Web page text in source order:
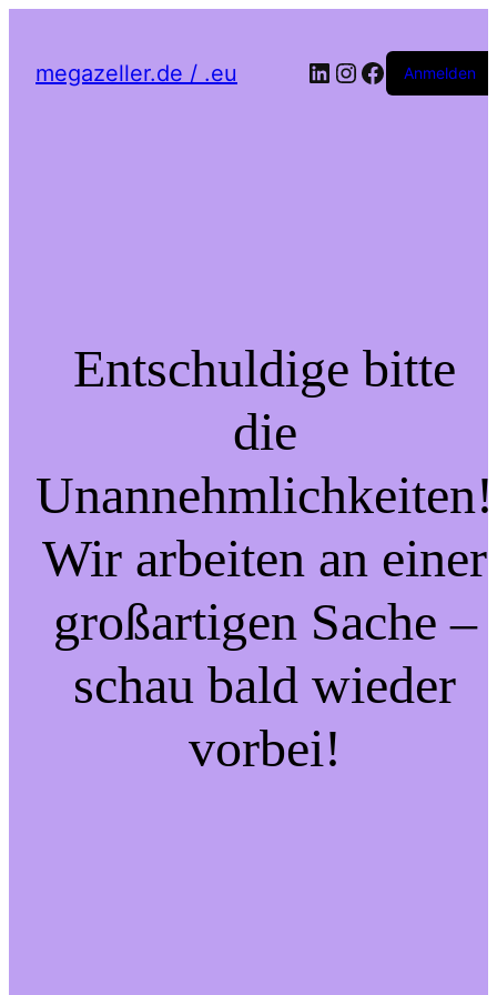
megazeller.de / .eu LinkedIn
Instagram
Facebook
Anmelden
Entschuldige bitte
die
Unannehmlichkeiten!
Wir arbeiten an einer
großartigen Sache –
schau bald wieder
vorbei!